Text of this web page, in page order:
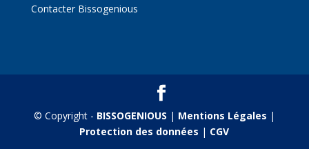
Contacter Bissogenious
© Copyright - BISSOGENIOUS | Mentions Légales |
Protection des données | CGV